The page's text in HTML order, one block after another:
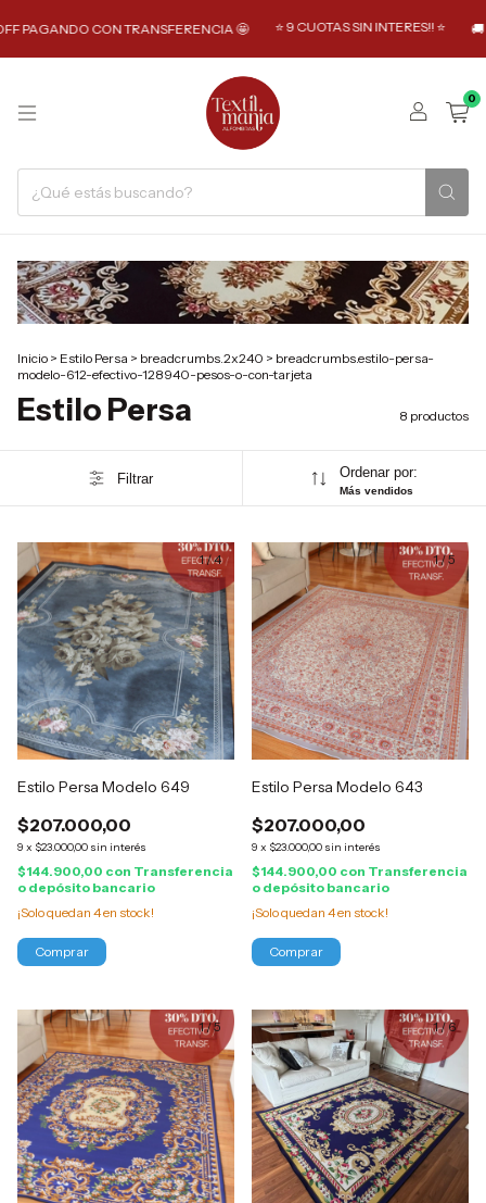
CON TRANSFERENCIA 🤩 ⭐️ 9 CUOTAS SIN INTERES!! ⭐️ 🚚
0
Inicio > Estilo Persa > breadcrumbs.2x240 > breadcrumbs.estilo-persa-
modelo-612-efectivo-128940-pesos-o-con-tarjeta
Estilo Persa 8 productos
Filtrar Ordenar por:
Más vendidos
1/4
Estilo Persa Modelo 649
$207.000,00
9 x $23.000,00 sin interés
$144.900,00 con Transferencia
o depósito bancario
¡Solo quedan 4en stock!
1/5
Estilo Persa Modelo 643
$207.000,00
9 x $23.000,00 sin interés
$144.900,00 con Transferencia
o depósito bancario
¡Solo quedan 4en stock!
1/5 1/6